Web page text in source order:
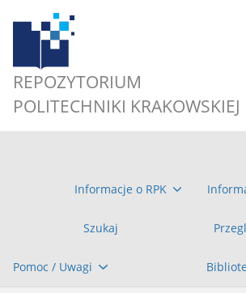
REPOZYTORIUM
POLITECHNIKI KRAKOWSKIEJ
Informacje o RPK
Szukaj
Pomoc / Uwagi